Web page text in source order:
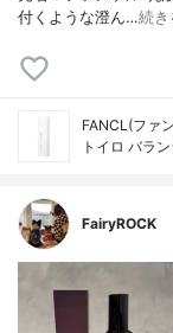
付くような澄ん…続き
FANCL(ファ
トイロ バラ
FairyROCK